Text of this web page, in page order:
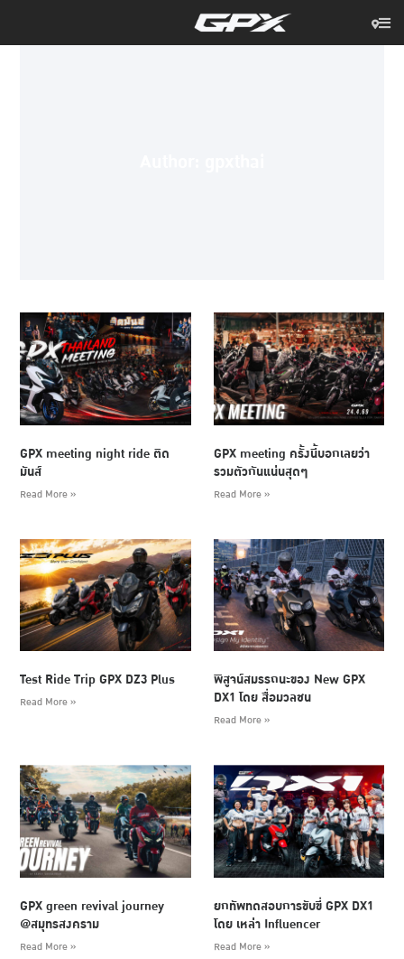
GPX meeting night ride ติด
มันส์
Read More »
GPX meeting ครั้งนี้บอกเลยว่า
รวมตัวกันแน่นสุดๆ
Read More »
Test Ride Trip GPX DZ3 Plus
Read More »
พิสูจน์สมรรถนะของ New GPX
DX1 โดย สื่อมวลชน
Read More »
GPX green revival journey
@สมุทรสงคราม
Read More »
ยกทัพทดสอบการขับขี่ GPX DX1
โดย เหล่า Influencer
Read More »